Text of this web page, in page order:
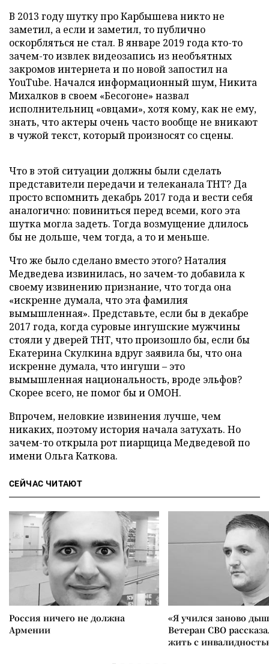
В 2013 году шутку про Карбышева никто не
заметил, а если и заметил, то публично
оскорбляться не стал. В январе 2019 года кто-то
зачем-то извлек видеозапись из необъятных
закромов интернета и по новой запостил на
YouTube. Начался информационный шум, Никита
Михалков в своем «Бесогоне» назвал
исполнительниц «овцами», хотя кому, как не ему,
знать, что актеры очень часто вообще не вникают
в чужой текст, который произносят со сцены.
Что в этой ситуации должны были сделать
представители передачи и телеканала ТНТ? Да
просто вспомнить декабрь 2017 года и вести себя
аналогично: повиниться перед всеми, кого эта
шутка могла задеть. Тогда возмущение длилось
бы не дольше, чем тогда, а то и меньше.
Что же было сделано вместо этого? Наталия
Медведева извинилась, но зачем-то добавила к
своему извинению признание, что тогда она
«искренне думала, что эта фамилия
вымышленная». Представьте, если бы в декабре
2017 года, когда суровые ингушские мужчины
стояли у дверей ТНТ, что произошло бы, если бы
Екатерина Скулкина вдруг заявила бы, что она
искренне думала, что ингуши – это
вымышленная национальность, вроде эльфов?
Скорее всего, не помог бы и ОМОН.
Впрочем, неловкие извинения лучше, чем
никаких, поэтому история начала затухать. Но
зачем-то открыла рот пиарщица Медведевой по
имени Ольга Каткова.
СЕЙЧАС ЧИТАЮТ
Россия ничего не должна
Армении
«Я учился заново
Ветеран СВО
жить с